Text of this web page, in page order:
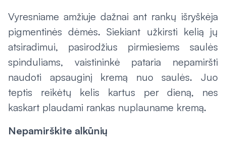
Vyresniame amžiuje dažnai ant rankų išryškėja
pigmentinės dėmės. Siekiant užkirsti kelią jų
atsiradimui, pasirodžius pirmiesiems saulės
spinduliams, vaistininkė pataria nepamiršti
naudoti apsauginį kremą nuo saulės. Juo
teptis reikėtų kelis kartus per dieną, nes
kaskart plaudami rankas nuplauname kremą.
Nepamirškite alkūnių